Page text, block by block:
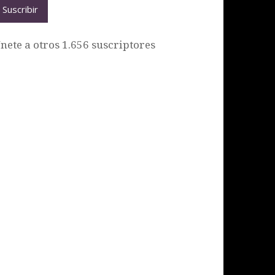
Suscribir
a otros 1.656 suscriptores